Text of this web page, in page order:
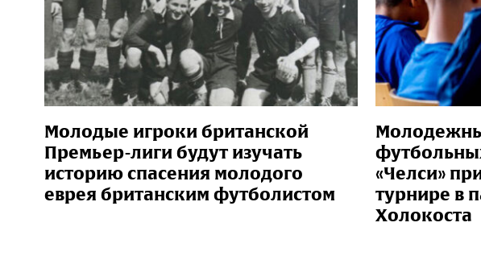
Молодые игроки британской
Премьер-лиги будут изучать
историю спасения молодого
еврея британским футболистом
«Челси»
турнире в
Холокоста